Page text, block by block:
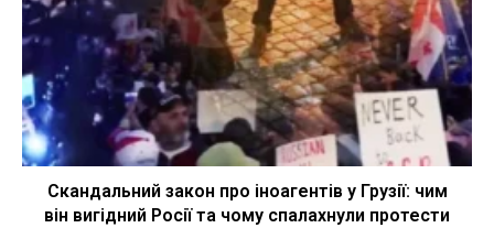
Скандальний закон про іноагентів у Грузії: чим
він вигідний Росії та чому спалахнули протести